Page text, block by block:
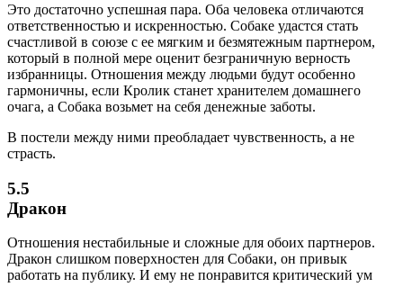
Это достаточно успешная пара. Оба человека отличаются
ответственностью и искренностью. Собаке удастся стать
счастливой в союзе с ее мягким и безмятежным партнером,
который в полной мере оценит безграничную верность
избранницы. Отношения между людьми будут особенно
гармоничны, если Кролик станет хранителем домашнего
очага, а Собака возьмет на себя денежные заботы.
В постели между ними преобладает чувственность, а не
страсть.
5.5
Дракон
Отношения нестабильные и сложные для обоих партнеров.
Дракон слишком поверхностен для Собаки, он привык
работать на публику. И ему не понравится критический ум